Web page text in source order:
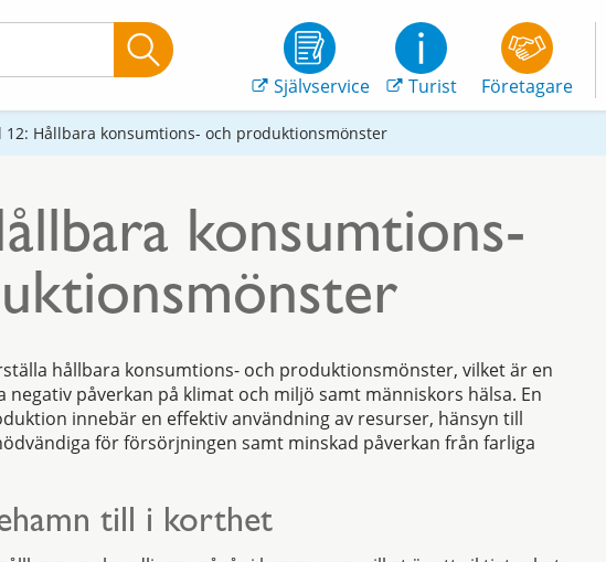
Självservice Turist Företagare
12: Hållbara konsumtions- och produktionsmönster
konsumtions-
hållbara konsumtions- och produktionsmönster, vilket är en
påverkan på klimat och miljö samt människors hälsa. En
innebär en effektiv användning av resurser, hänsyn till
för försörjningen samt minskad påverkan från farliga
till i korthet